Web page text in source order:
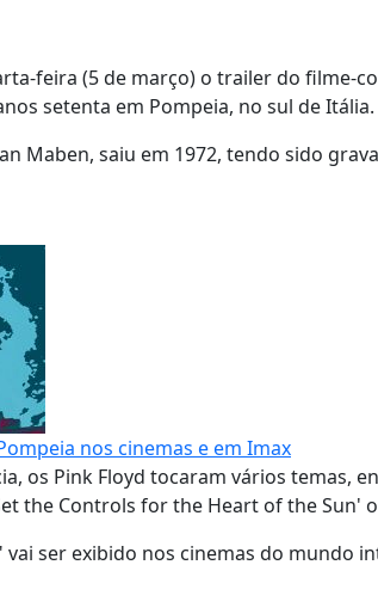
feira (5 de março) o trailer do filme-
setenta em Pompeia, no sul de Itália.
Maben, saiu em 1972, tendo sido
nos cinemas e em Imax
os Pink Floyd tocaram vários temas,
the Controls for the Heart of the Sun'
vai ser exibido nos cinemas do mundo